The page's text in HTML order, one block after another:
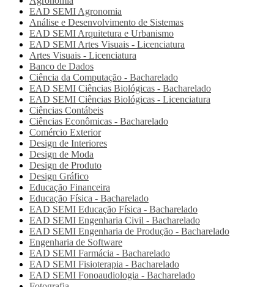
EAD SEMI Agronomia
Análise e Desenvolvimento de Sistemas
EAD SEMI Arquitetura e Urbanismo
EAD SEMI Artes Visuais - Licenciatura
Artes Visuais - Licenciatura
Banco de Dados
Ciência da Computação - Bacharelado
EAD SEMI Ciências Biológicas - Bacharelado
EAD SEMI Ciências Biológicas - Licenciatura
Ciências Contábeis
Ciências Econômicas - Bacharelado
Comércio Exterior
Design de Interiores
Design de Moda
Design de Produto
Design Gráfico
Educação Financeira
Educação Física - Bacharelado
EAD SEMI Educação Física - Bacharelado
EAD SEMI Engenharia Civil - Bacharelado
EAD SEMI Engenharia de Produção - Bacharelado
Engenharia de Software
EAD SEMI Farmácia - Bacharelado
EAD SEMI Fisioterapia - Bacharelado
EAD SEMI Fonoaudiologia - Bacharelado